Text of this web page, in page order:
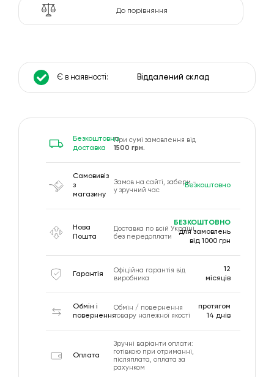
До порівняння
Є в наявності: Віддалений склад
Безкоштовна
доставка
При сумі замовлення від
1500 грн.
Самовивіз
з
магазину
Замов на сайті, забери -
у зручний час
Безкоштовно
Нова
Пошта
Доставка по всій Україні,
без передоплати
БЕЗКОШТОВНО
для замовлень
від 1000 грн
Гарантія
Офіційна гарантія від
виробника
12
місяців
Обмін і
повернення
Обмін / повернення
товару належної якості
протягом
14 днів
Оплата
Зручні варіанти оплати:
готівкою при отриманні,
післяплата, оплата за
рахунком